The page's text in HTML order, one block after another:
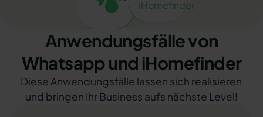
Anwendungsfälle von
Whatsapp und iHomefinder
Diese Anwendungsfälle lassen sich realisieren
und bringen Ihr Business aufs nächste Level!